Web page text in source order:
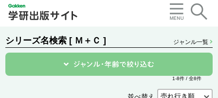
シリーズ名検索 [ Ｍ＋Ｃ ] ジャンル一覧
1-8件 / 全8件